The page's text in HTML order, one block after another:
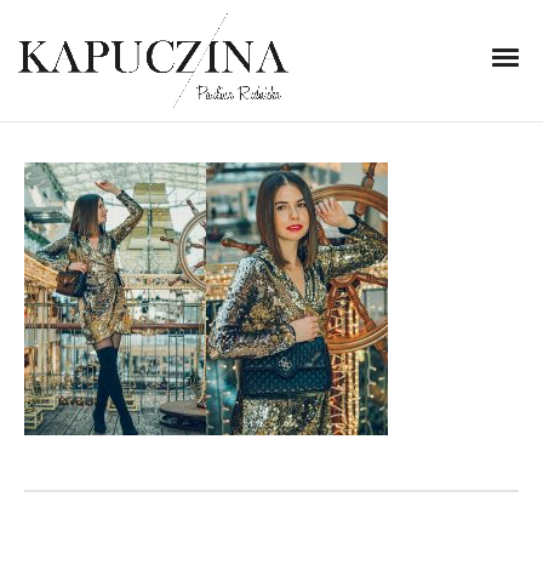
19 grudnia 2019
DSC03640-horz
Written by